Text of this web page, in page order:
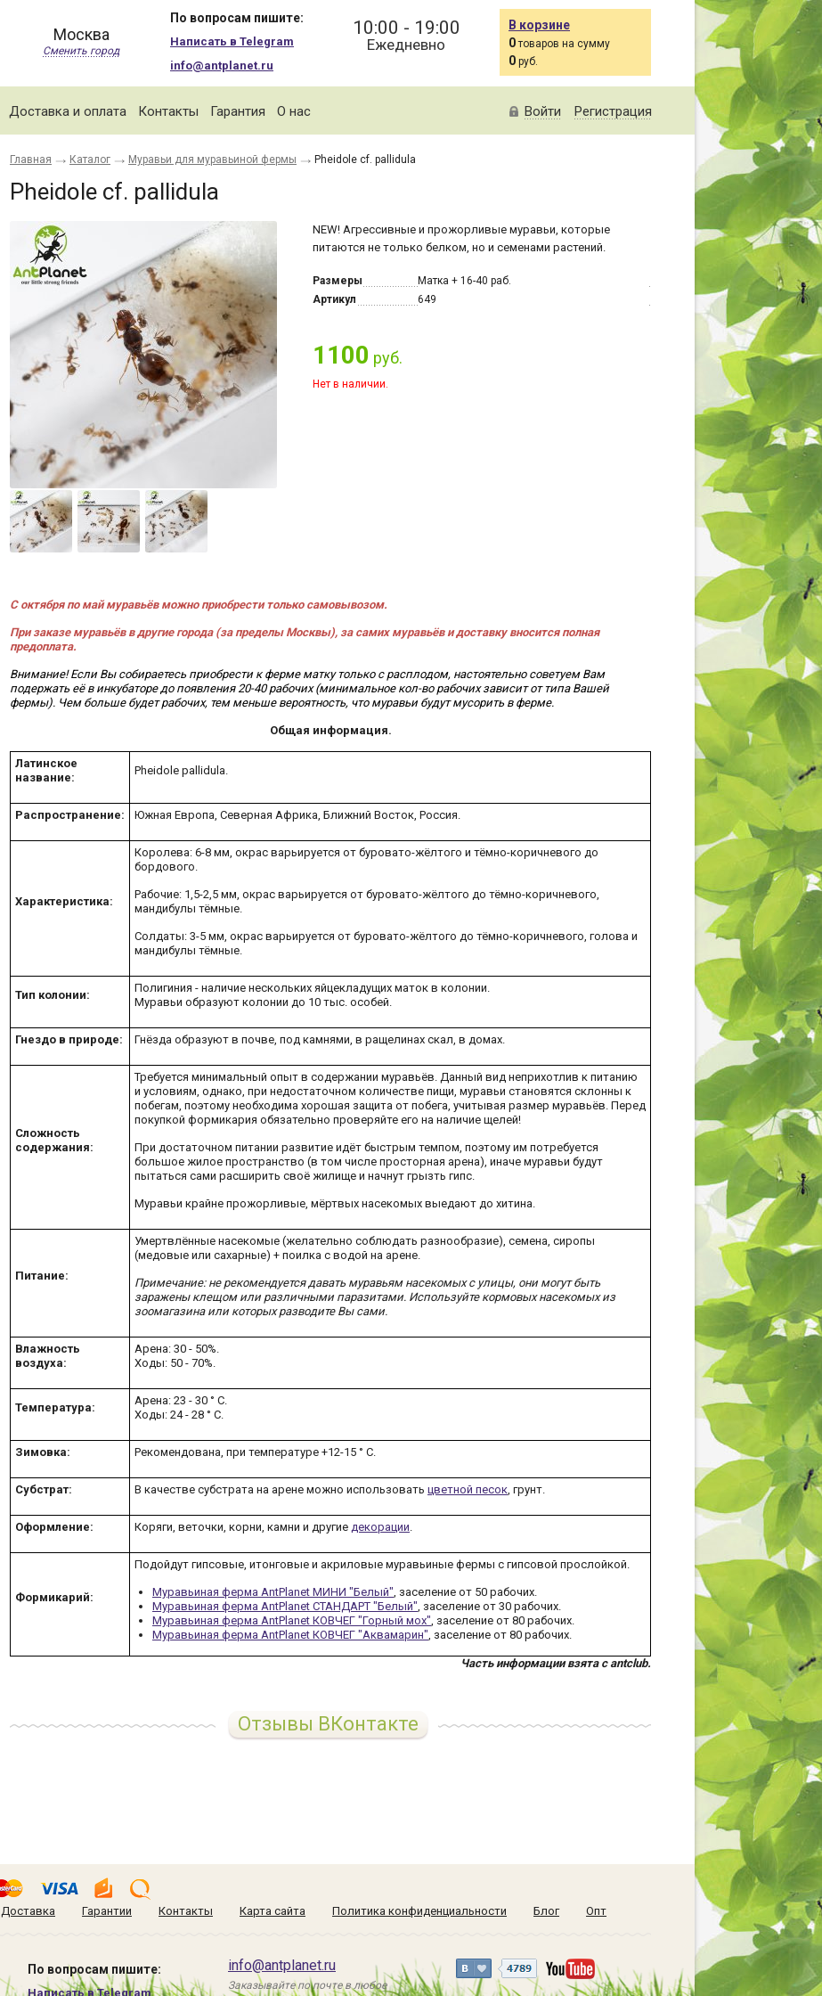
Москва
Сменить город
По вопросам пишите:
Написать в Telegram
info@antplanet.ru
10:00 - 19:00
Ежедневно
В корзине
0товаров на сумму
0 руб.
Доставка и оплата Контакты Гарантия О нас Войти Регистрация
Главная Каталог Муравьи для муравьиной фермы Pheidole cf. pallidula
Pheidole cf. pallidula
NEW! Агрессивные и прожорливые муравьи, которые
питаются не только белком, но и семенами растений.
Размеры
Матка + 16-40 раб.
Артикул
649
1100 руб.
Нет в наличии.
С октября по май муравьёв можно приобрести только самовывозом.
При заказе муравьёв в другие города (за пределы Москвы), за самих муравьёв и доставку вносится полная
предоплата.
Внимание! Если Вы собираетесь приобрести к ферме матку только с расплодом, настоятельно советуем Вам
подержать её в инкубаторе до появления 20-40 рабочих(минимальное кол-во рабочих зависит от типа Вашей
фермы). Чем больше будет рабочих, тем меньше вероятность, что муравьи будут мусорить в ферме.
Общая информация.
Латинское
название:
Pheidole pallidula.
Распространение: Южная Европа, Северная Африка, Ближний Восток, Россия.
Характеристика:
Королева: 6-8 мм, окрас варьируется от буровато-жёлтого и тёмно-коричневого до
бордового.
Рабочие: 1,5-2,5 мм, окрас варьируется от буровато-жёлтого до тёмно-коричневого,
мандибулы тёмные.
Солдаты: 3-5 мм, окрас варьируется от буровато-жёлтого до тёмно-коричневого, голова и
мандибулы тёмные.
Тип колонии:
Полигиния - наличие нескольких яйцекладущих маток в колонии.
Муравьи образуют колонии до 10 тыс. особей.
Гнездо в природе: Гнёзда образуют в почве, под камнями, в ращелинах скал, в домах.
Сложность
содержания:
Требуется минимальный опыт в содержании муравьёв. Данный вид неприхотлив к питанию
и условиям, однако, при недостаточном количестве пищи, муравьи становятся склонны к
побегам, поэтому необходима хорошая защита от побега, учитывая размер муравьёв. Перед
покупкой формикария обязательно проверяйте его на наличие щелей!
При достаточном питании развитие идёт быстрым темпом, поэтому им потребуется
большое жилое пространство (в том числе просторная арена), иначе муравьи будут
пытаться сами расширить своё жилище и начнут грызть гипс.
Муравьи крайне прожорливые, мёртвых насекомых выедают до хитина.
Питание:
Умертвлённые насекомые (желательно соблюдать разнообразие), семена, сиропы
(медовые или сахарные) + поилка с водой на арене.
Примечание: не рекомендуется давать муравьям насекомых с улицы, они могут быть
заражены клещом или различными паразитами. Используйте кормовых насекомых из
зоомагазина или которых разводите Вы сами.
Влажность
воздуха:
Арена: 30 - 50%.
Ходы: 50 - 70%.
Температура:
Арена: 23 - 30 ° C.
Ходы: 24 - 28 ° C.
Зимовка: Рекомендована, при температуре +12-15 ° C.
Субстрат: В качестве субстрата на арене можно использовать цветной песок, грунт.
Оформление: Коряги, веточки, корни, камни и другие декорации.
Формикарий:
Подойдут гипсовые, итонговые и акриловые муравьиные фермы с гипсовой прослойкой.
Муравьиная ферма AntPlanet МИНИ "Белый", заселение от 50 рабочих.
Муравьиная ферма AntPlanet СТАНДАРТ "Белый", заселение от 30 рабочих.
Муравьиная ферма AntPlanet КОВЧЕГ "Горный мох", заселение от 80 рабочих.
Муравьиная ферма AntPlanet КОВЧЕГ "Аквамарин", заселение от 80 рабочих.
Часть информации взята с antclub.
Отзывы ВКонтакте
Доставка Гарантии Контакты Карта сайта Политика конфиденциальности Блог Опт
По вопросам пишите:
Написать в Telegram
info@antplanet.ru
Заказывайте по почте в любое